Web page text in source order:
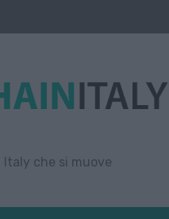
che si muove